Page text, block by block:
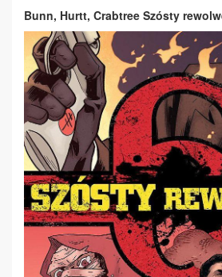
Bunn, Hurtt, Crabtree Szósty